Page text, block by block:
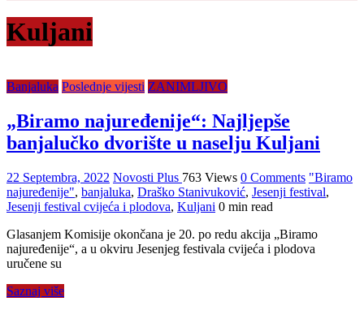
Kuljani
Banjaluka Poslednje vijesti ZANIMLJIVO
„Biramo najuređenije“: Najljepše
banjalučko dvorište u naselju Kuljani
22 Septembra, 2022 Novosti Plus 763 Views 0 Comments "Biramo
najuređenije", banjaluka, Draško Stanivuković, Jesenji festival,
Jesenji festival cvijeća i plodova, Kuljani 0 min read
Glasanjem Komisije okončana je 20. po redu akcija „Biramo
najuređenije“, a u okviru Jesenjeg festivala cvijeća i plodova
uručene su
Saznaj više